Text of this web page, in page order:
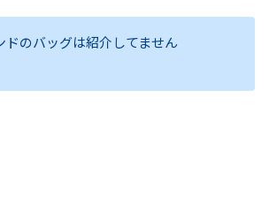
ドのバッグは紹介してません